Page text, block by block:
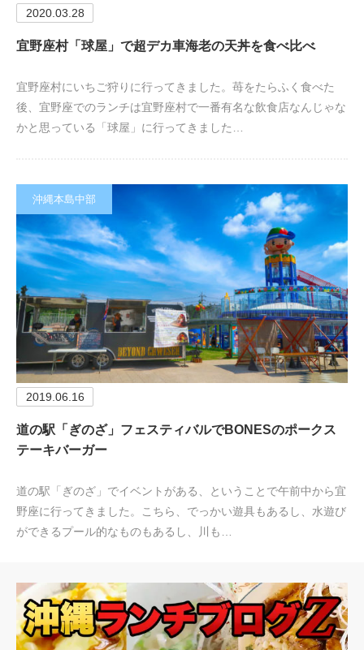
2020.03.28
宜野座村「球屋」で超デカ車海老の天丼を食べ比べ
宜野座村にいちご狩りに行ってきました。苺をたらふく食べた
後、宜野座でのランチは宜野座村で一番有名な飲食店なんじゃな
かと思っている「球屋」に行ってきました…
沖縄本島中部
2019.06.16
道の駅「ぎのざ」フェスティバルでBONESのポークス
テーキバーガー
道の駅「ぎのざ」でイベントがある、ということで午前中から宜
野座に行ってきました。こちら、でっかい遊具もあるし、水遊び
ができるプール的なものもあるし、川も…